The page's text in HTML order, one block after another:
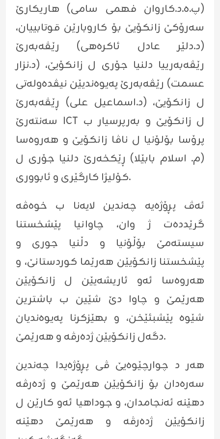
(پ.ھ.د.کاروان فھمی سامی) هاریكارێ
سه‌رۆكێ زانكۆیێ بۆ كاروبارێن قوتابییان،
(د.دلێر عادل ئاكره‌هى) رێڤه‌به‌رێ
رێڤه‌به‌رییا دلنیا جۆرى ل زانكۆیێ، (د.نزار
عسمت) رێڤه‌به‌رێ په‌یوه‌ندیێن نیڤده‌وله‌تى
ل زانكۆیێ، (د.اسماعیل على) ڕێڤه‌به‌رێ
سه‌نته‌رێ ICT ل زانكۆیێ و به‌رپرسیار ب
پرۆسا بۆلۆنیا ل ناڤا زانكۆیێ و هه‌روه‌سا
(م. اسلام بابێلا) ڕێكخه‌رێ دلنیا جۆرى ل
كۆلیژا كارگێرى و ئابوورى.
ئەڤ پڕۆژەیە چەندین لایەنا ب خوەڤە
گرێددەت ژ وان، چاوانیا پێشخستنا
سیستەمێ بۆڵۆنیا و دڵنیا جوری و
پێشخستنا زانکۆیێن ھەرێما کوردستانێ، و
ھەروەسا ئەو ئاریشەیێن ل زانکۆیێن
ھەرێمێ و چاوا دێ شێین ب باشترین
شێوە پێشبئێخن، و بھێزکرنا پەیوەندیان
دگەل زانکۆیێن ژدەرڤە و ھەرێمێ.
ھەر د چوارچێوەیێ ڤی پڕۆژەیدا چەندین
سەرەدان بۆ زانکۆیێن ھەرێمێ و ژدەرڤە
دھێنە ئەنجامدان، و جوداھیا ئەو کارێن ل
زانکۆیێن ژدەرڤە و ھەرێمێ دھێنە